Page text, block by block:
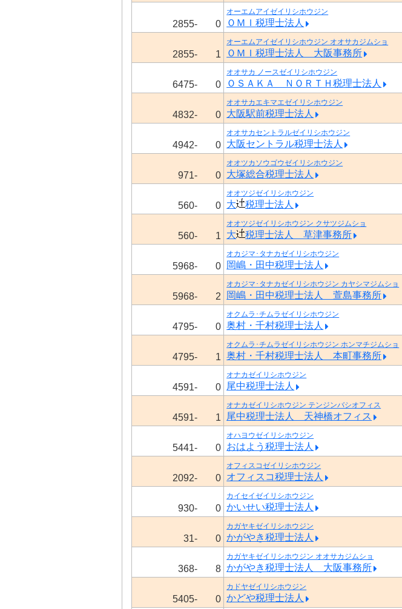
2855- 0
オーエムアイゼイリシホウジン
ＯＭＩ税理士法人
2855- 1
オーエムアイゼイリシホウジン オオサカジムショ
ＯＭＩ税理士法人 大阪事務所
6475- 0
オオサカ ノースゼイリシホウジン
ＯＳＡＫＡ ＮＯＲＴＨ税理士法人
4832- 0
オオサカエキマエゼイリシホウジン
大阪駅前税理士法人
4942- 0
オオサカセントラルゼイリシホウジン
大阪セントラル税理士法人
971- 0
オオツカソウゴウゼイリシホウジン
大塚総合税理士法人
560- 0
オオツジゼイリシホウジン
大 税理士法人
560- 1
オオツジゼイリシホウジン クサツジムショ
大 税理士法人 草津事務所
5968- 0
オカジマ･タナカゼイリシホウジン
岡嶋・田中税理士法人
5968- 2
オカジマ･タナカゼイリシホウジン カヤシマジムショ
岡嶋・田中税理士法人 萱島事務所
4795- 0
オクムラ･チムラゼイリシホウジン
奥村・千村税理士法人
4795- 1
オクムラ･チムラゼイリシホウジン ホンマチジムショ
奥村・千村税理士法人 本町事務所
4591- 0
オナカゼイリシホウジン
尾中税理士法人
4591- 1
オナカゼイリシホウジン テンジンバシオフィス
尾中税理士法人 天神橋オフィス
5441- 0
オハヨウゼイリシホウジン
おはよう税理士法人
2092- 0
オフィスコゼイリシホウジン
オフィスコ税理士法人
930- 0
カイセイゼイリシホウジン
かいせい税理士法人
31- 0
カガヤキゼイリシホウジン
かがやき税理士法人
368- 8
カガヤキゼイリシホウジン オオサカジムショ
かがやき税理士法人 大阪事務所
5405- 0
カドヤゼイリシホウジン
かどや税理士法人